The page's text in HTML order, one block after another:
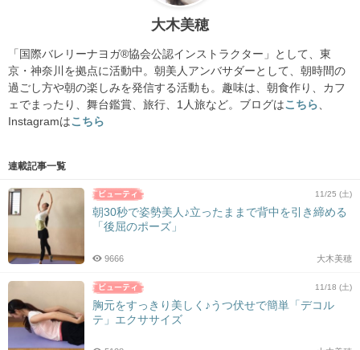
大木美穂
「国際バレリーナヨガ®協会公認インストラクター」として、東
京・神奈川を拠点に活動中。朝美人アンバサダーとして、朝時間の
過ごし方や朝の楽しみを発信する活動も。趣味は、朝食作り、カフ
ェでまったり、舞台鑑賞、旅行、1人旅など。ブログはこちら、
Instagramはこちら
連載記事一覧
11/25 (土)
朝30秒で姿勢美人♪立ったままで背中を引き締める
「後屈のポーズ」
大木美穂
9666
11/18 (土)
胸元をすっきり美しく♪うつ伏せで簡単「デコル
テ」エクササイズ